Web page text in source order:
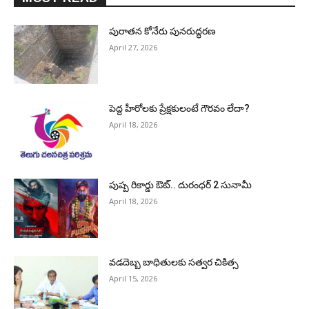
పురాత‌న కోనేరు పున‌రుద్ధ‌ర‌ణ
April 27, 2026
పెద్ద హీరోల‌కు ప్రేక్ష‌కులంటే గౌర‌వం లేదా?
April 18, 2026
పుష్ప రికార్డు ఔట్‌.. దురంధ‌ర్ 2 సునామీ
April 18, 2026
వడదెబ్బ బాధితులకు సత్వర చికిత్స
April 15, 2026